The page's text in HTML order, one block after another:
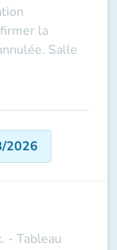
la
Salle
2026
- Tableau